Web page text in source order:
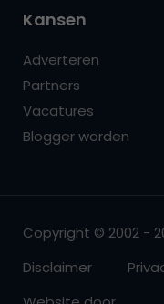
Kansen
Adverteren
Partners
Vacatures
Blogger worden
Copyright © 2002 -
Disclaimer